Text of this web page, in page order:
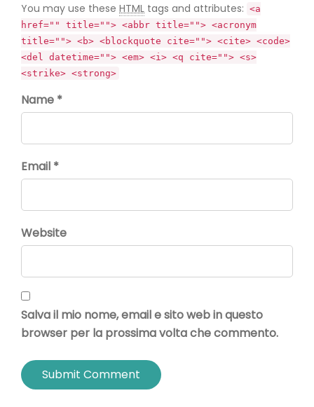
You may use these HTML tags and attributes: <a
href="" title=""> <abbr title=""> <acronym
title=""> <b> <blockquote cite=""> <cite> <code>
<del datetime=""> <em> <i> <q cite=""> <s>
<strike> <strong>
Name *
Email *
Website
Salva il mio nome, email e sito web in questo
browser per la prossima volta che commento.